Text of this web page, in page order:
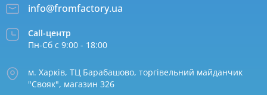
info@fromfactory.ua
Call-центр
Пн-Сб с 9:00 - 18:00
м. Харків, ТЦ Барабашово, торгівельний майданчик
"Свояк", магазин 326